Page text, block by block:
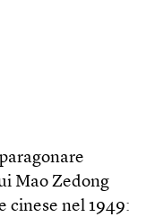
Mao Zedong
cinese nel 1949: